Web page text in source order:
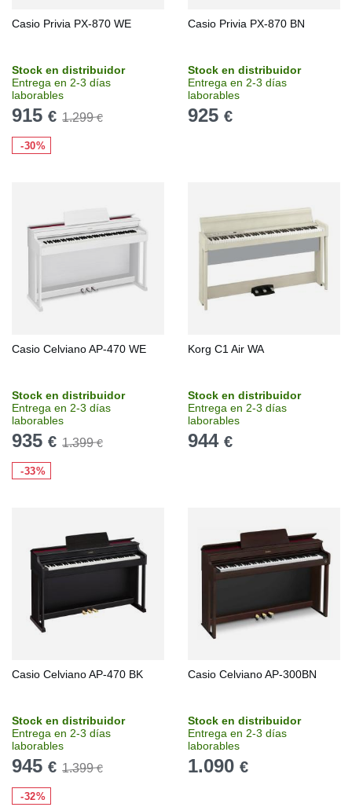
Casio Privia PX-870 WE
Stock en distribuidor
Entrega en 2-3 días
laborables
915 € 1.299€
-30%
Casio Privia PX-870 BN
Stock en distribuidor
Entrega en 2-3 días
laborables
925 €
Casio Celviano AP-470 WE
Stock en distribuidor
Entrega en 2-3 días
laborables
935 € 1.399€
-33%
Korg C1 Air WA
Stock en distribuidor
Entrega en 2-3 días
laborables
944 €
Casio Celviano AP-470 BK
Stock en distribuidor
Entrega en 2-3 días
laborables
945 € 1.399€
-32%
Casio Celviano AP-300BN
Stock en distribuidor
Entrega en 2-3 días
laborables
1.090 €